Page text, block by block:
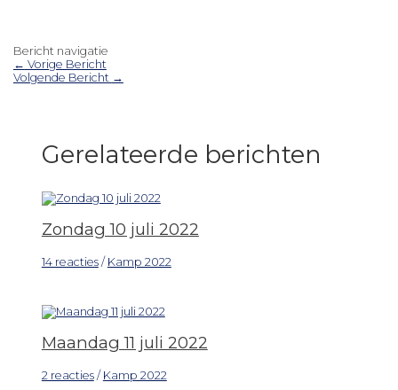
Bericht navigatie
← Vorige Bericht
Volgende Bericht →
Gerelateerde berichten
Zondag 10 juli 2022
14 reacties / Kamp 2022
Maandag 11 juli 2022
2 reacties / Kamp 2022